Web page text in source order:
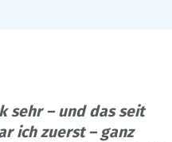
sehr – und das seit
ich zuerst – ganz